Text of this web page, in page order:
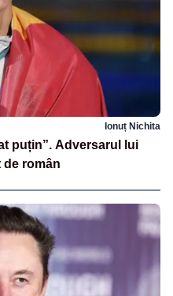
Ionuț Nichita
puțin”. Adversarul lui
de român